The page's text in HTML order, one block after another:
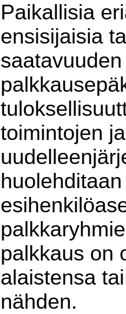
Paikallisia
ensisijaisia
toimintojen
palkkaus on
alaistensa
nähden.